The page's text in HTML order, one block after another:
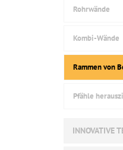
Rohrwände
Kombi-Wände
Rammen von
Pfähle
INNOVATIVE